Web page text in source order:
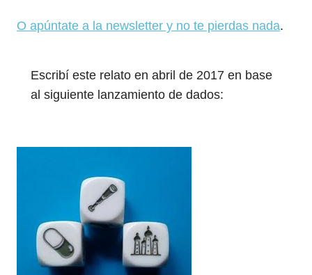
O apúntate a la newsletter y no te pierdas nada.
Escribí este relato en abril de 2017 en base
al siguiente lanzamiento de dados: